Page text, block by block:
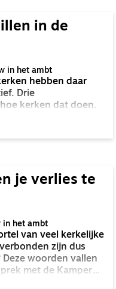
in de
in het ambt
hebben daar
Drie
kerken dat doen.
je verlies te
in het ambt
van veel kerkelijke
zijn dus
woorden vallen
met de Kamper
en Arine Brouwer,